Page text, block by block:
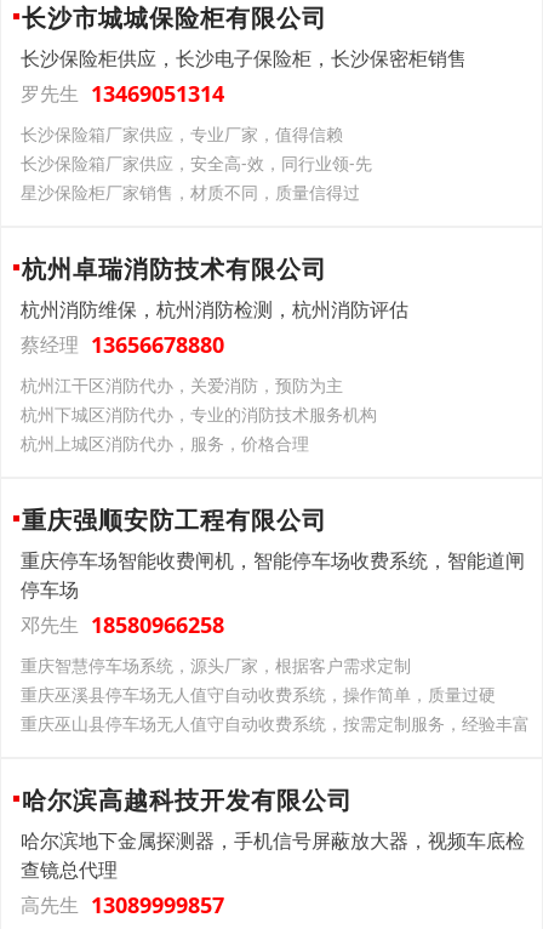
长沙市城城保险柜有限公司
长沙保险柜供应，长沙电子保险柜，长沙保密柜销售
罗先生 13469051314
长沙保险箱厂家供应，专业厂家，值得信赖
长沙保险箱厂家供应，安全高-效，同行业领-先
星沙保险柜厂家销售，材质不同，质量信得过
杭州卓瑞消防技术有限公司
杭州消防维保，杭州消防检测，杭州消防评估
蔡经理 13656678880
杭州江干区消防代办，关爱消防，预防为主
杭州下城区消防代办，专业的消防技术服务机构
杭州上城区消防代办，服务，价格合理
重庆强顺安防工程有限公司
重庆停车场智能收费闸机，智能停车场收费系统，智能道闸
停车场
邓先生 18580966258
重庆智慧停车场系统，源头厂家，根据客户需求定制
重庆巫溪县停车场无人值守自动收费系统，操作简单，质量过硬
重庆巫山县停车场无人值守自动收费系统，按需定制服务，经验丰富
哈尔滨高越科技开发有限公司
哈尔滨地下金属探测器，手机信号屏蔽放大器，视频车底检
查镜总代理
高先生 13089999857